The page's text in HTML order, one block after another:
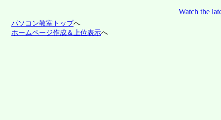
Watch the
パソコン教室トップへ
ホームページ作成＆上位表示へ